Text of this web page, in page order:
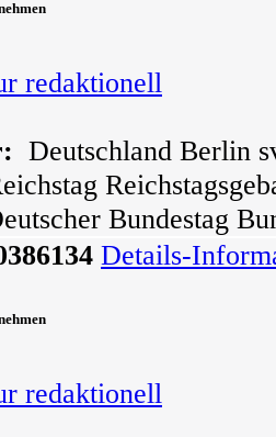
redaktionell
Deutschland Berlin
Bundestag
Details-
redaktionell